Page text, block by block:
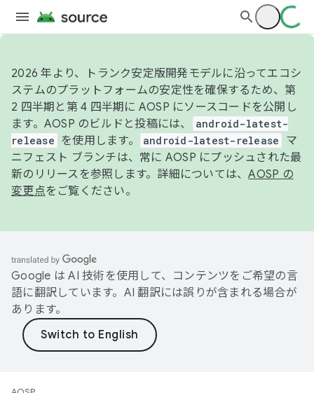
2026 年より、トランク安定版開発モデルに沿ってエコシ
ステムのプラットフォームの安定性を確保するため、第
2 四半期と第 4 四半期に AOSP にソースコードを公開し
ます。AOSP のビルドと投稿には、
android-latest-
release
を使用します。 android-latest-release
マ
ニフェスト ブランチは、常に AOSP にプッシュされた最
新のリリースを参照します。詳細については、AOSP の
変更点をご覧ください。
Google は AI 技術を使用して、コンテンツをご希望の言
語に翻訳しています。AI 翻訳には誤りが含まれる場合が
あります。